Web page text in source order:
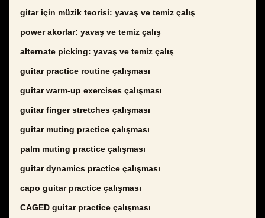
gitar için müzik teorisi: yavaş ve temiz çalış
power akorlar: yavaş ve temiz çalış
alternate picking: yavaş ve temiz çalış
guitar practice routine çalışması
guitar warm-up exercises çalışması
guitar finger stretches çalışması
guitar muting practice çalışması
palm muting practice çalışması
guitar dynamics practice çalışması
capo guitar practice çalışması
CAGED guitar practice çalışması